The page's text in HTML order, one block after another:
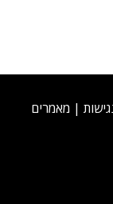
| מאמרים